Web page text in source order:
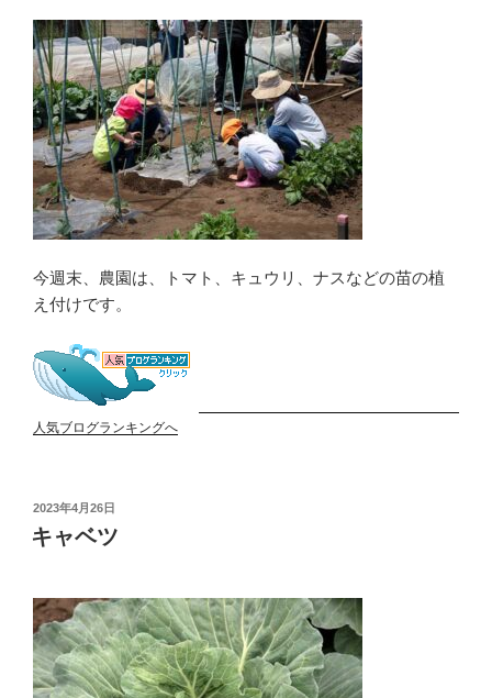
今週末、農園は、トマト、キュウリ、ナスなどの苗の植
え付けです。
人気ブログランキングへ
投
稿
日:
2023年4月26日
キャベツ